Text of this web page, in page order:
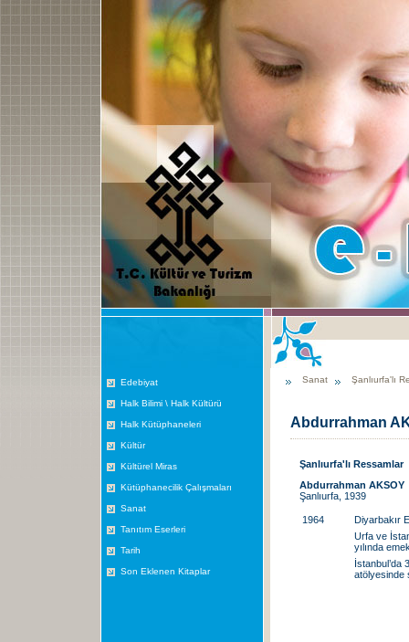
Edebiyat
Halk Bilimi \ Halk Kültürü
Halk Kütüphaneleri
Kültür
Kültürel Miras
Kütüphanecilik Çalışmaları
Sanat
Tanıtım Eserleri
Tarih
Son Eklenen Kitaplar
Sanat Şanlıurfa'lı
Abdurrahman
Şanlıurfa'lı Ressamlar
Abdurrahman AKSOY
Şanlıurfa, 1939
1964
Diyarbakır
Urfa ve
yılında
İstanbul’da
atölyesinde